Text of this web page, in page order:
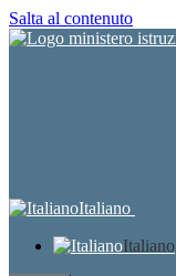
Salta al contenuto
Italiano
Italiano